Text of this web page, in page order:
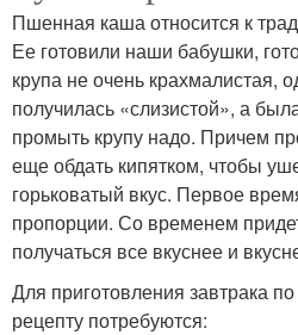
Пшенная каша относится к
Ее готовили наши бабушки,
крупа не очень крахмалистая,
получилась «слизистой», а
промыть крупу надо. Причем
еще обдать кипятком, чтобы
горьковатый вкус. Первое
пропорции. Со временем
получаться все вкуснее и
Для приготовления завтрака
рецепту потребуются: